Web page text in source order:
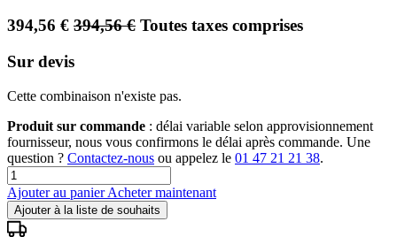
394,56 € 394,56€ Toutes taxes comprises
Sur devis
Cette combinaison n'existe pas.
Produit sur commande : délai variable selon approvisionnement
fournisseur, nous vous confirmons le délai après commande. Une
question ? Contactez-nous ou appelez le 01 47 21 21 38.
Ajouter au panierAcheter maintenant
Ajouter à la liste de souhaits